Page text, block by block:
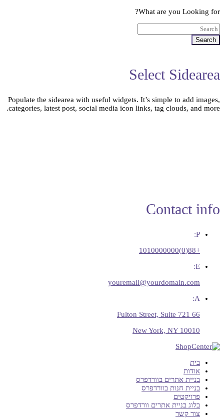
What are you Looking for?
Search
Select Sidearea
Populate the sidearea with useful widgets. It’s simple to add images,
categories, latest post, social media icon links, tag clouds, and more.
Contact info
P:
+88(0)1010000000
E:
youremail@yourdomain.com
A:
66 Fulton Street, Suite 721
New York, NY 10010
בית
אודות
בניית אתרים בוורדפרס
בניית חנות בוורדפרס
פרויקטים
בלוג בניית אתרים וורדפרס
צור קשר